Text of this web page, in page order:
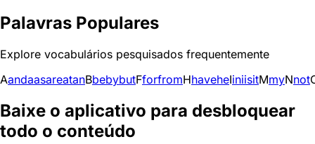
Palavras Populares
Explore vocabulários pesquisados frequentemente
AandaasareatanBbebybutFforfromHhaveheIiniisitMmyNnot
Baixe o aplicativo para desbloquear
todo o conteúdo